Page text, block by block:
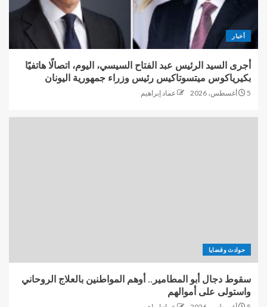
أخبار
أجرى السيد الرئيس عبد الفتاح السيسي، اليوم، اتصالًا هاتفيًا
بكيرياكوس ميتسوتاكيس رئيس وزراء جمهورية اليونان
5 أغسطس، 2026 عماد إبراهيم
حوادث وقضايا
سقوط دجال أبو المطامير.. أوهم المواطنين بالعلاج الروحاني
واستولى على أموالهم